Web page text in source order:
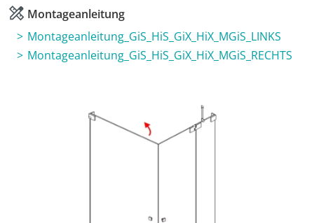
Montageanleitung
Montageanleitung_GiS_HiS_GiX_HiX_MGiS_LINKS
Montageanleitung_GiS_HiS_GiX_HiX_MGiS_RECHTS